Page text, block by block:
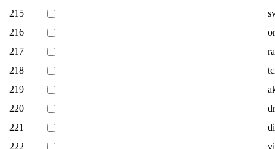
215
216
217
218
219
220
221
222